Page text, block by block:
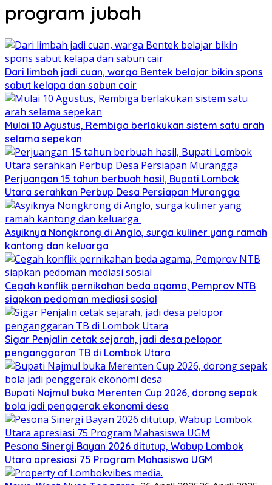
program jubah
Dari limbah jadi cuan, warga Bentek belajar bikin spons
sabut kelapa dan sabun cair
Mulai 10 Agustus, Rembiga berlakukan sistem satu arah
selama sepekan
Perjuangan 15 tahun berbuah hasil, Bupati Lombok
Utara serahkan Perbup Desa Persiapan Murangga
Asyiknya Nongkrong di Anglo, surga kuliner yang ramah
kantong dan keluarga
Cegah konflik pernikahan beda agama, Pemprov NTB
siapkan pedoman mediasi sosial
Sigar Penjalin cetak sejarah, jadi desa pelopor
penganggaran TB di Lombok Utara
Bupati Najmul buka Merenten Cup 2026, dorong sepak
bola jadi penggerak ekonomi desa
Pesona Sinergi Bayan 2026 ditutup, Wabup Lombok
Utara apresiasi 75 Program Mahasiswa UGM